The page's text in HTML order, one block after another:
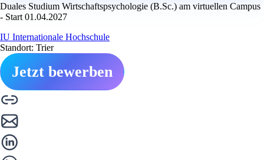
Duales Studium Wirtschaftspsychologie (B.Sc.) am virtuellen Campus
- Start 01.04.2027
IU Internationale Hochschule
Standort: Trier
Jetzt bewerben